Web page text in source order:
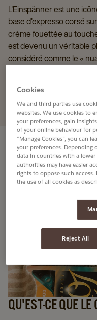
L'Einspänner est une
base d'expresso corsé
crème fouettée au
est devenu un véritable
considéré comme le «
allie tradition et
culture du café
QU'EST-CE QUE
Cookies
We and third parties use
websites. We use cookies to
your preferences, gain
of your online behaviour for
“Manage Cookies”, you can
your preferences. Depending
data in countries with a
authorities may have easier
rights to oppose such access.
the use of all cookies as
Reject All